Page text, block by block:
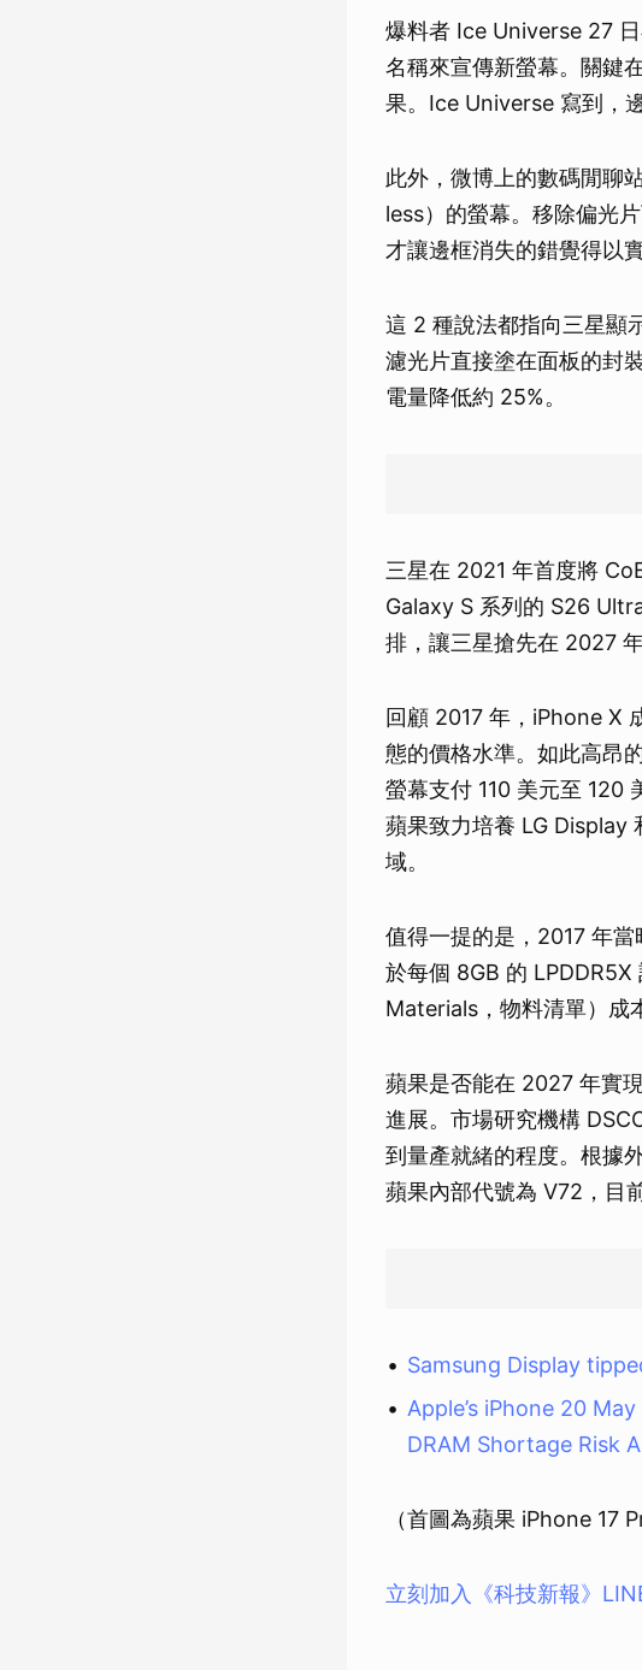
爆料者 Ice Universe 27
名稱來宣傳新螢幕。關鍵
果。Ice Universe 寫到，
此外，微博上的數碼閒聊
less）的螢幕。移除偏光
才讓邊框消失的錯覺得以實
這 2 種說法都指向三星顯
濾光片直接塗在面板的封
電量降低約 25%。
三星在 2021 年首度將
Galaxy S 系列的 S26
排，讓三星搶先在 2027
回顧 2017 年，iPhone X
態的價格水準。如此高昂
螢幕支付 110 美元至 120
蘋果致力培養 LG Display
域。
值得一提的是，2017 年
於每個 8GB 的
Materials，物料清單）成
蘋果是否能在 2027 年實
進展。市場研究機構
到量產就緒的程度。根據
蘋果內部代號為 V72，目
Samsung Display
Apple’s iPhone 20
DRAM Shortage Risk
（首圖為蘋果 iPhone 17
立刻加入《科技新報》